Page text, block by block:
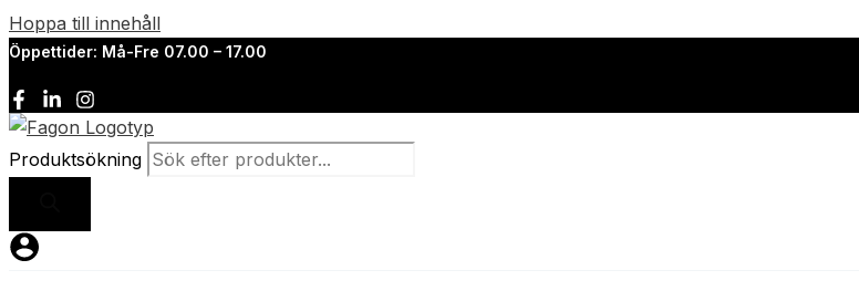
Hoppa till innehåll
Öppettider: Må-Fre 07.00 – 17.00
Produktsökning